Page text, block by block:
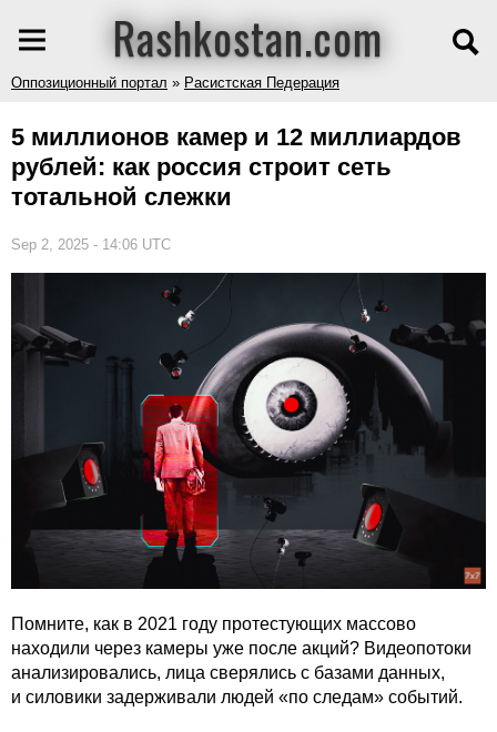
Rashkostan.com
Оппозиционный портал » Расистская Педерация
5 миллионов камер и 12 миллиардов
рублей: как россия строит сеть
тотальной слежки
Sep 2, 2025 - 14:06 UTC
Помните, как в 2021 году протестующих массово
находили через камеры уже после акций? Видеопотоки
анализировались, лица сверялись с базами данных,
и силовики задерживали людей «по следам» событий.